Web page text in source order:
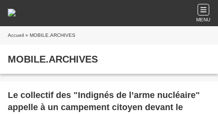
MENU
Accueil » MOBILE.ARCHIVES
MOBILE.ARCHIVES
Le collectif des "Indignés de l’arme nucléaire"
appelle à un campement citoyen devant le